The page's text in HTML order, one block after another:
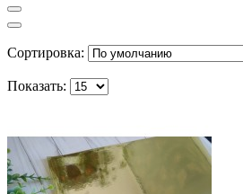
Сортировка:
Показать: